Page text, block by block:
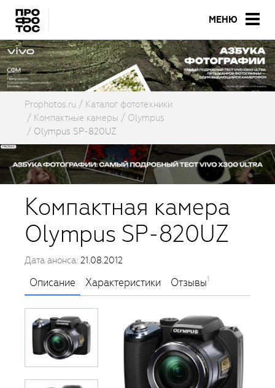
МЕНЮ
Prophotos.ru
Каталог фототехники
Компактные камеры
Olympus
Olympus SP-820UZ
Компактная камера
Olympus SP-820UZ
Дата анонса: 21.08.2012
Описание Характеристики Отзывы1